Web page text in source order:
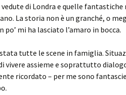
di Londra e quelle fantastiche
La storia non è un granché, o
mi ha lasciato l’amaro in bocca.
tutte le scene in famiglia.
assieme e soprattutto
ricordato – per me sono